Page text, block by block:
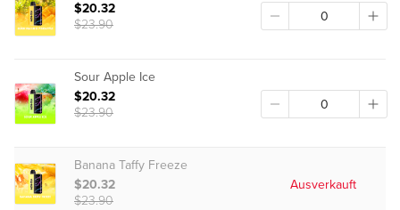
$20.32
$23.90
Sour Apple Ice
$20.32
$23.90
Banana Taffy Freeze
$20.32
$23.90
Ausverkauft